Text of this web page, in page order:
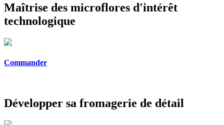
Maîtrise des microflores d'intérêt
technologique
Commander
Développer sa fromagerie de détail